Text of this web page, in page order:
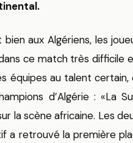
aux Algériens, les
ce match très
équipes au talent
d’Algérie : «La
la scène africaine. Les
a retrouvé la première